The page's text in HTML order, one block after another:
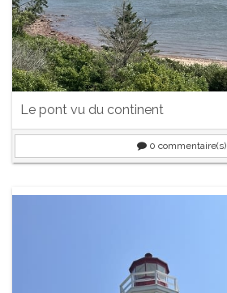
Le pont vu du continent
0 commentaire(s)